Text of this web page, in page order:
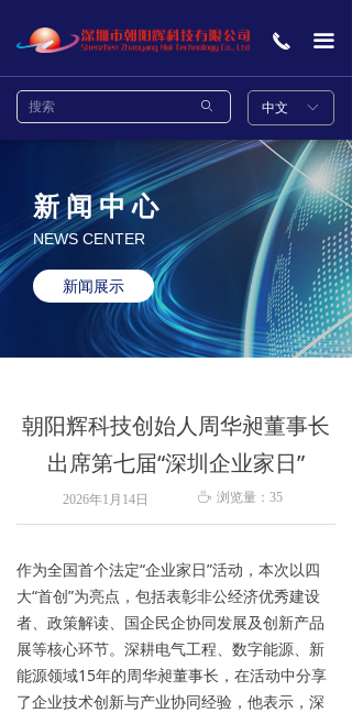
끀
首页
关于我们
项目案例
新闻中心
联系我们
끅
ꀅ
中文
ꄙ
朝阳辉科技创始人周华昶董事长
出席第七届“深圳企业家日”
作为全国首个法定“企业家日”活动，本次以四
大“首创”为亮点，包括表彰非公经济优秀建设
者、政策解读、国企民企协同发展及创新产品
展等核心环节。深耕电气工程、数字能源、新
能源领域15年的周华昶董事长，在活动中分享
了企业技术创新与产业协同经验，他表示，深
2026年1月14日 ꄘ 浏览量： 35
新 闻 中 心
NEWS CENTER
新闻展示